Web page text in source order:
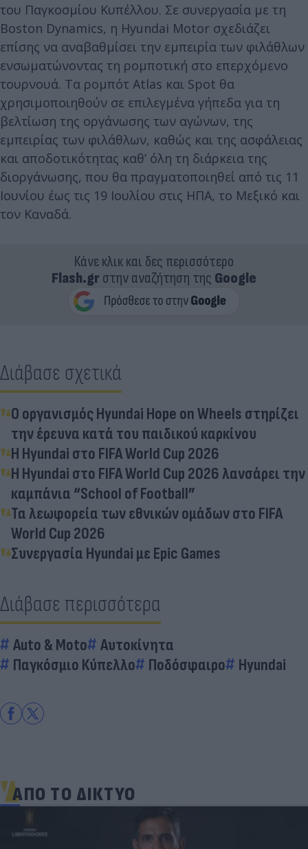
του Παγκοσμίου Κυπέλλου. Σε συνεργασία με τη
Boston Dynamics, η Hyundai Motor σχεδιάζει
επίσης να αναβαθμίσει την εμπειρία των φιλάθλων
ενσωματώνοντας τη ρομποτική στο επερχόμενο
τουρνουά. Τα ρομπότ Atlas και Spot θα
χρησιμοποιηθούν σε επιλεγμένα γήπεδα για τη
βελτίωση της οργάνωσης των αγώνων, της
εμπειρίας των φιλάθλων, καθώς και της ασφάλειας
και αποδοτικότητας καθ’ όλη τη διάρκεια της
διοργάνωσης, που θα πραγματοποιηθεί από τις 11
Ιουνίου έως τις 19 Ιουλίου στις ΗΠΑ, το Μεξικό και
τον Καναδά.
Κάνε κλικ και δες περισσότερο
Flash.grστην αναζήτηση της Google
Διάβασε σχετικά
Ο οργανισμός Hyundai Hope on Wheels στηρίζει
την έρευνα κατά του παιδικού καρκίνου
Η Hyundai στο FIFA World Cup 2026
Η Hyundai στο FIFA World Cup 2026 λανσάρει την
καμπάνια “School of Football”
Τα λεωφορεία των εθνικών ομάδων στο FIFA
World Cup 2026
Συνεργασία Hyundai με Epic Games
Διάβασε περισσότερα
Auto & Moto
Αυτοκίνητα
Παγκόσμιο Κύπελλο
Ποδόσφαιρο Hyundai
ΑΠΟ ΤΟ ΔΙΚΤΥΟ